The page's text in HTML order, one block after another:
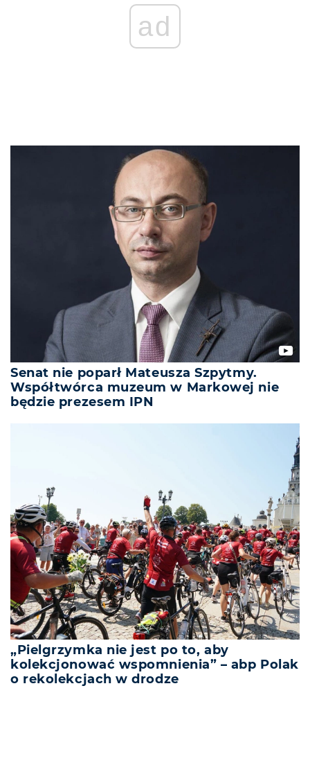
ad
Senat nie poparł Mateusza Szpytmy.
Współtwórca muzeum w Markowej nie
będzie prezesem IPN
„Pielgrzymka nie jest po to, aby
kolekcjonować wspomnienia” – abp Polak
o rekolekcjach w drodze